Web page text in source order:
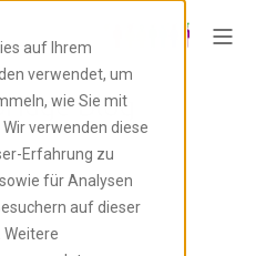
auf Ihrem
verwendet, um
wie Sie mit
verwenden diese
Erfahrung zu
für Analysen
auf dieser
Weitere
Blog